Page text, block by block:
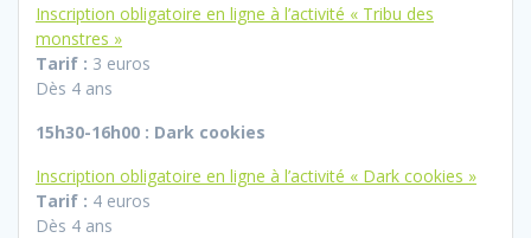
Inscription obligatoire en ligne à l’activité « Tribu des
monstres »
Tarif : 3 euros
Dès 4 ans
15h30-16h00 : Dark cookies
Inscription obligatoire en ligne à l’activité « Dark cookies »
Tarif : 4 euros
Dès 4 ans